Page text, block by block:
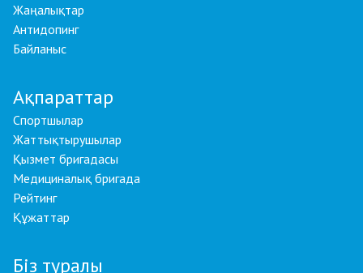
Жаңалықтар
Антидопинг
Байланыс
Ақпараттар
Спортшылар
Жаттықтырушылар
Қызмет бригадасы
Медициналық бригада
Рейтинг
Құжаттар
Біз туралы